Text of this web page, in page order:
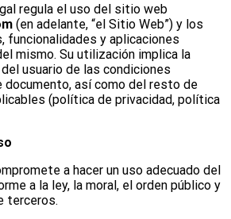
regula el uso del sitio web
(en adelante, “el Sitio Web”) y los
funcionalidades y aplicaciones
mismo. Su utilización implica la
usuario de las condiciones
así como del resto de
(política de privacidad, política
a hacer un uso adecuado del
a la ley, la moral, el orden público y
terceros.